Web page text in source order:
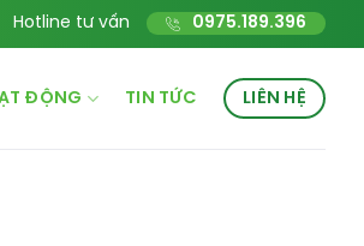
Hotline tư vấn 0975.189.396
ĐỘNG TIN TỨC LIÊN HỆ